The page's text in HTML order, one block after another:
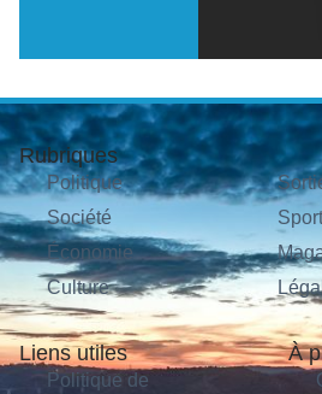
Rubriques
Politique
Société
Économie
Culture
Sport
Liens utiles
Politique de
À